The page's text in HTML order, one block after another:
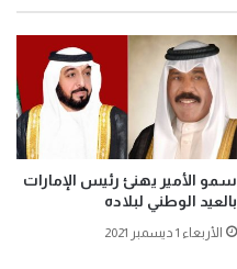
سمو الأمير يهنئ رئيس الإمارات
بالعيد الوطني لبلاده
الأربعاء 1 ديسمبر 2021